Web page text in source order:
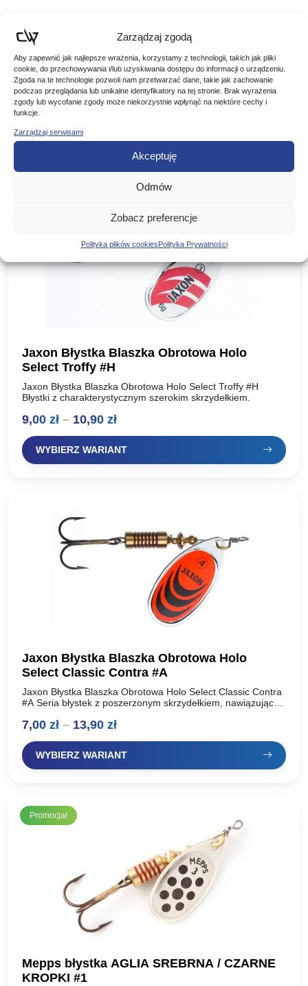
Zarządzaj zgodą
Aby zapewnić jak najlepsze wrażenia, korzystamy z technologii, takich jak pliki
cookie, do przechowywania i/lub uzyskiwania dostępu do informacji o urządzeniu.
Zgoda na te technologie pozwoli nam przetwarzać dane, takie jak zachowanie
podczas przeglądania lub unikalne identyfikatory na tej stronie. Brak wyrażenia
zgody lub wycofanie zgody może niekorzystnie wpłynąć na niektóre cechy i
funkcje.
Zarządzaj serwisami
Akceptuję
Odmów
Zobacz preferencje
Polityka plików cookiesPolityka Prywatności
Jaxon Błystka Blaszka Obrotowa Holo
Select Troffy #H
Jaxon Błystka Blaszka Obrotowa Holo Select Troffy #H
Błystki z charakterystycznym szerokim skrzydełkiem.
9,00 zł – 10,90 złZakres
cen:
od
WYBIERZ WARIANT
Jaxon Błystka Blaszka Obrotowa Holo
Select Classic Contra #A
Jaxon Błystka Blaszka Obrotowa Holo Select Classic Contra
#A Seria błystek z poszerzonym skrzydełkiem, nawiązująca
elementów dekoracyjnych. Kolorystyka wyselekcjonowana…
7,00 zł – 13,90 złZakres
cen:
od
WYBIERZ WARIANT
Promocja!
Mepps błystka AGLIA SREBRNA / CZARNE
KROPKI #1